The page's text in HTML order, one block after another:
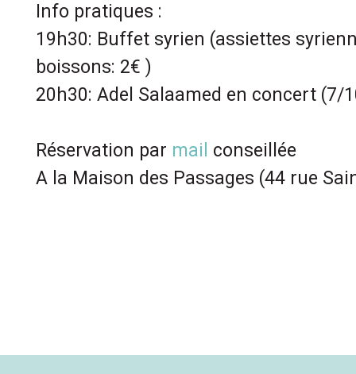
Info pratiques :
19h30: Buffet syrien (assiettes
boissons: 2€ )
20h30: Adel Salaamed en concert (7/
Réservation par mail conseillée
A la Maison des Passages (44 rue